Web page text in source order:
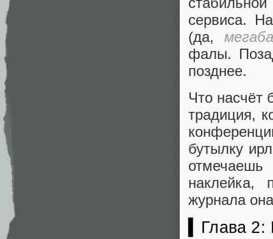
сервиса.
(да,
фалы.
позднее.
Что насчёт
традиция,
бутылку
наклейка,
журнала
▍Глава